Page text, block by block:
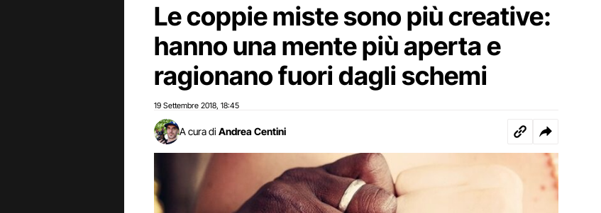
Le coppie miste sono più creative:
hanno una mente più aperta e
ragionano fuori dagli schemi
19 Settembre 2018 18:45
A cura di Andrea Centini